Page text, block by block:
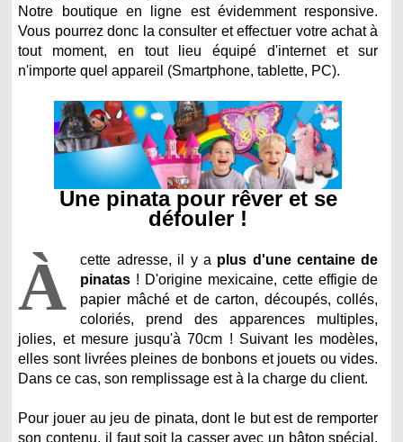
Notre boutique en ligne est évidemment responsive.
Vous pourrez donc la consulter et effectuer votre achat à
tout moment, en tout lieu équipé d'internet et sur
n'importe quel appareil (Smartphone, tablette, PC).
Une pinata pour rêver et se
défouler !
À cette adresse, il y a plus d'une centaine de
pinatas ! D'origine mexicaine, cette effigie de
papier mâché et de carton, découpés, collés,
coloriés, prend des apparences multiples,
jolies, et mesure jusqu'à 70cm ! Suivant les modèles,
elles sont livrées pleines de bonbons et jouets ou vides.
Dans ce cas, son remplissage est à la charge du client.
Pour jouer au jeu de pinata, dont le but est de remporter
son contenu, il faut soit la casser avec un bâton spécial,